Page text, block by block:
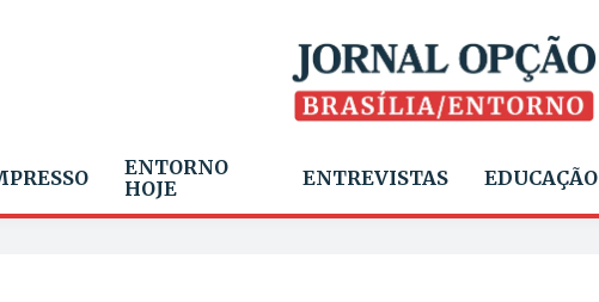
ENTORNO
HOJE
ENTREVISTAS EDUCAÇÃO